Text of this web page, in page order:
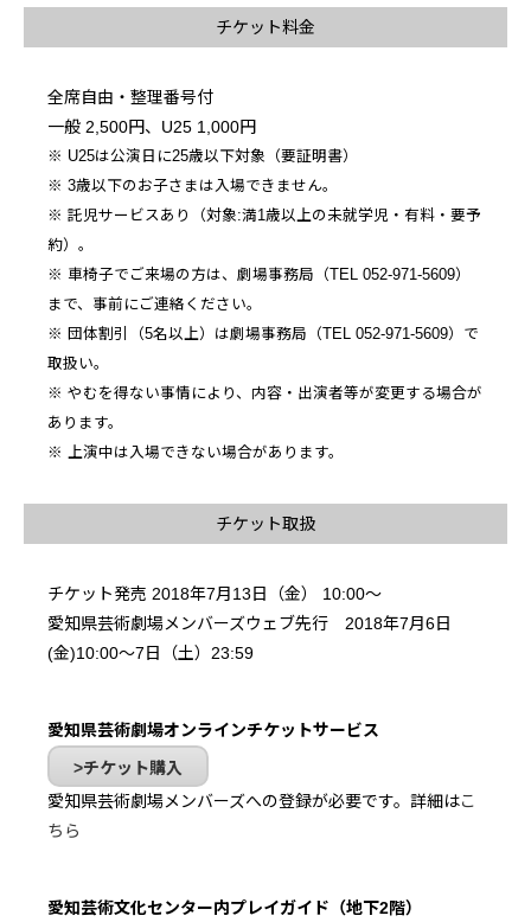
チケット料金
全席自由・整理番号付
一般 2,500円、U25 1,000円
※ U25は公演日に25歳以下対象（要証明書）
※ 3歳以下のお子さまは入場できません。
※ 託児サービスあり（対象:満1歳以上の未就学児・有料・要予
約）。
※ 車椅子でご来場の方は、劇場事務局（TEL 052-971-5609）
まで、事前にご連絡ください。
※ 団体割引（5名以上）は劇場事務局（TEL 052-971-5609）で
取扱い。
※ やむを得ない事情により、内容・出演者等が変更する場合が
あります。
※ 上演中は入場できない場合があります。
チケット取扱
チケット発売 2018年7月13日（金） 10:00～
愛知県芸術劇場メンバーズウェブ先行 2018年7月6日
(金)10:00～7日（土）23:59
愛知県芸術劇場オンラインチケットサービス
チケット購入
愛知県芸術劇場メンバーズへの登録が必要です。詳細はこ
ちら
愛知芸術文化センター内プレイガイド（地下2階）